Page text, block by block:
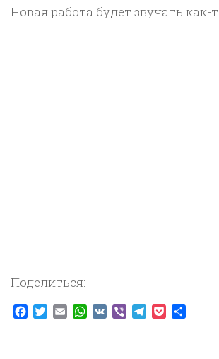
Новая работа будет звучать как-
Поделиться:
Facebook
TwitterEmailWhatsApp
VK ViberTelegram
Pocket